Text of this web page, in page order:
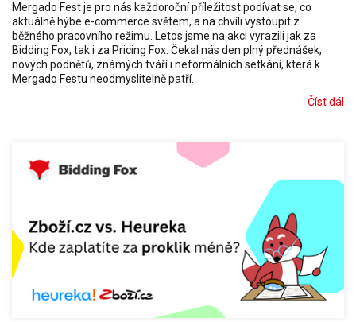
Mergado Fest je pro nás každoroční příležitost podívat se, co
aktuálně hýbe e-commerce světem, a na chvíli vystoupit z
běžného pracovního režimu. Letos jsme na akci vyrazili jak za
Bidding Fox, tak i za Pricing Fox. Čekal nás den plný přednášek,
nových podnětů, známých tváří i neformálních setkání, která k
Mergado Festu neodmyslitelně patří.
Číst dál